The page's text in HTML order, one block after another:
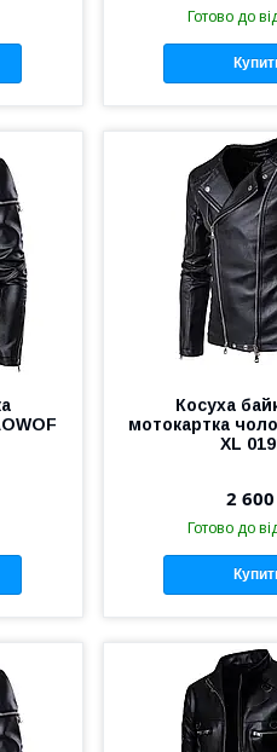
Готово до
Косуха
мотокартка
XL
2
Готово до